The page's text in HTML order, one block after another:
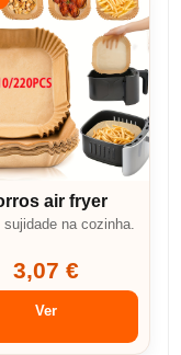
air fryer
sujidade na cozinha.
3,07 €
Ver